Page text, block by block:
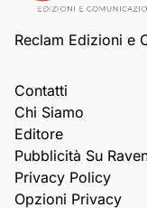
Reclam Edizioni e
Contatti
Chi Siamo
Editore
Pubblicità Su
Privacy Policy
Opzioni Privacy